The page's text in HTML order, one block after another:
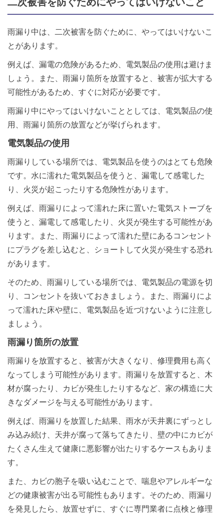
雨漏り中は、二次被害を防ぐために、やってはいけないこ
とがあります。
例えば、漏電の危険があるため、電気製品の使用は避けま
しょう。また、雨漏り箇所を放置すると、被害が拡大する
可能性があるため、すぐに対応が必要です。
雨漏り中にやってはいけないこととしては、電気製品の使
用、雨漏り箇所の放置などが挙げられます。
電気製品の使用
雨漏りしている場所では、電気製品を使うのはとても危険
です。水に濡れた電気製品を使うと、漏電して感電した
り、火災が起こったりする危険性があります。
例えば、雨漏りによって濡れた床に置いた電気ストーブを
使うと、漏電して感電したり、火災が発生する可能性があ
ります。また、雨漏りによって濡れた壁にあるコンセント
にプラグを差し込むと、ショートして火災が発生する恐れ
があります。
そのため、雨漏りしている場所では、電気製品の電源を切
り、コンセントを抜いておきましょう。また、雨漏りによ
って濡れた床や壁に、電気製品を近づけないように注意し
ましょう。
雨漏り箇所の放置
雨漏りを放置すると、被害が大きくなり、修理費用も高く
なってしまう可能性があります。雨漏りを放置すると、木
材が腐ったり、カビが発生したりするなど、家の構造に大
きなダメージを与える可能性があります。
例えば、雨漏りを放置した結果、雨水が天井裏にずっとし
み込み続け、天井が腐って落ちてきたり、壁の中にカビが
たくさん生えて健康に悪影響が出たりするケースもありま
す。
また、カビの胞子を吸い込むことで、喘息やアレルギーな
どの健康被害が出る可能性もあります。そのため、雨漏り
を発見したら、放置せずに、すぐに専門業者に点検と修理